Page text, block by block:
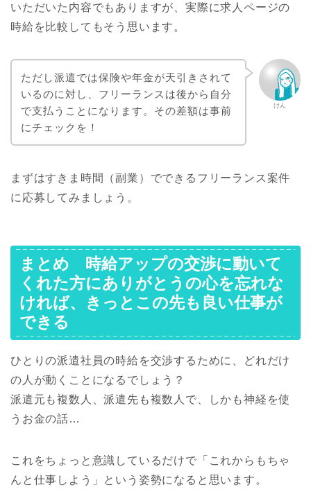
いただいた内容でもありますが、実際に求人ページの
時給を比較してもそう思います。
けん
ただし派遣では保険や年金が天引きされて
いるのに対し、フリーランスは後から自分
で支払うことになります。その差額は事前
にチェックを！
まずはすきま時間（副業）でできるフリーランス案件
に応募してみましょう。
まとめ 時給アップの交渉に動いて
くれた方にありがとうの心を忘れな
ければ、きっとこの先も良い仕事が
できる
ひとりの派遣社員の時給を交渉するために、どれだけ
の人が動くことになるでしょう？
派遣元も複数人、派遣先も複数人で、しかも神経を使
うお金の話…
これをちょっと意識しているだけで「これからもちゃ
んと仕事しよう」という姿勢になると思います。